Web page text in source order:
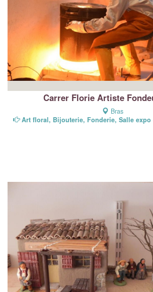
Carrer Florie Artiste
Bras
Art floral, Bijouterie, Fonderie, Salle expo